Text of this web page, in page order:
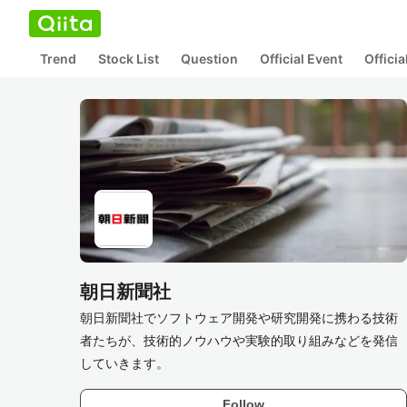
Trend Stock List Question Official Event
朝日新聞社
朝日新聞社でソフトウェア開発や研究開発に携わる技術
者たちが、技術的ノウハウや実験的取り組みなどを発信
していきます。
Follow